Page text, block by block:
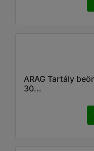
ARAG Tartály
30...